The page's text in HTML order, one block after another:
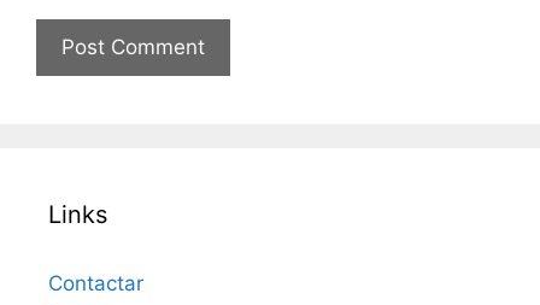
Links
Contactar